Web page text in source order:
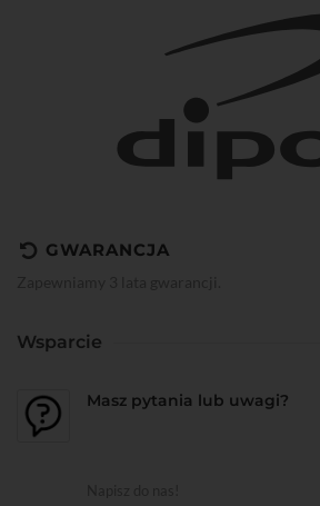
GWARANCJA
Wsparcie
Masz pytania lub uwagi?